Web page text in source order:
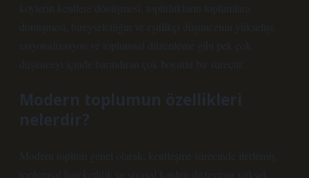
köylerin kentlere dönüşmesi, toplulukların toplumlara
dönüşmesi, bireyselciliğin ve eşitlikçi düşüncenin yükselişi,
rasyonalizasyon ve toplumsal düzenleme gibi pek çok
düşünceyi içinde barındıran çok boyutlu bir süreçtir.
Modern toplumun özellikleri
nelerdir?
Modern toplum genel olarak, kentleşme sürecinde ilerlemiş,
toplumsal hareketlilik ve siyasal katılım düzeyinin yüksek,